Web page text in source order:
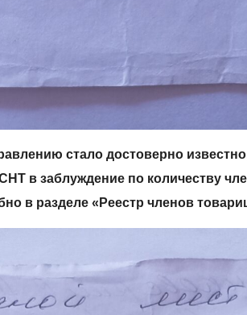
стало достоверно
в заблуждение по количеству
в разделе «Реестр членов